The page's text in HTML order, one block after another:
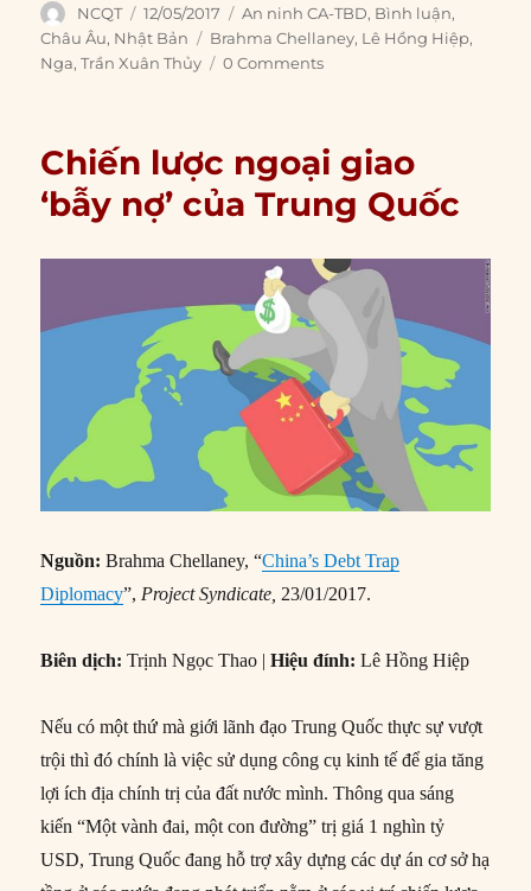
Author
NCQT
Posted
on
12/05/2017 Categories
An ninh CA-TBD, Bình luận,
Châu Âu, Nhật Bản Tags
Brahma Chellaney, Lê Hồng Hiệp,
Nga,Trần Xuân Thủy 0 Comments
Chiến lược ngoại giao
‘bẫy nợ’ của Trung Quốc
Nguồn:Brahma Chellaney, “China’s Debt Trap
Diplomacy”, Project Syndicate, 23/01/2017.
Biên dịch: Trịnh Ngọc Thao |Hiệu đính: Lê Hồng Hiệp
Nếu có một thứ mà giới lãnh đạo Trung Quốc thực sự vượt
trội thì đó chính là việc sử dụng công cụ kinh tế để gia tăng
lợi ích địa chính trị của đất nước mình. Thông qua sáng
kiến “Một vành đai, một con đường” trị giá 1 nghìn tỷ
USD, Trung Quốc đang hỗ trợ xây dựng các dự án cơ sở hạ